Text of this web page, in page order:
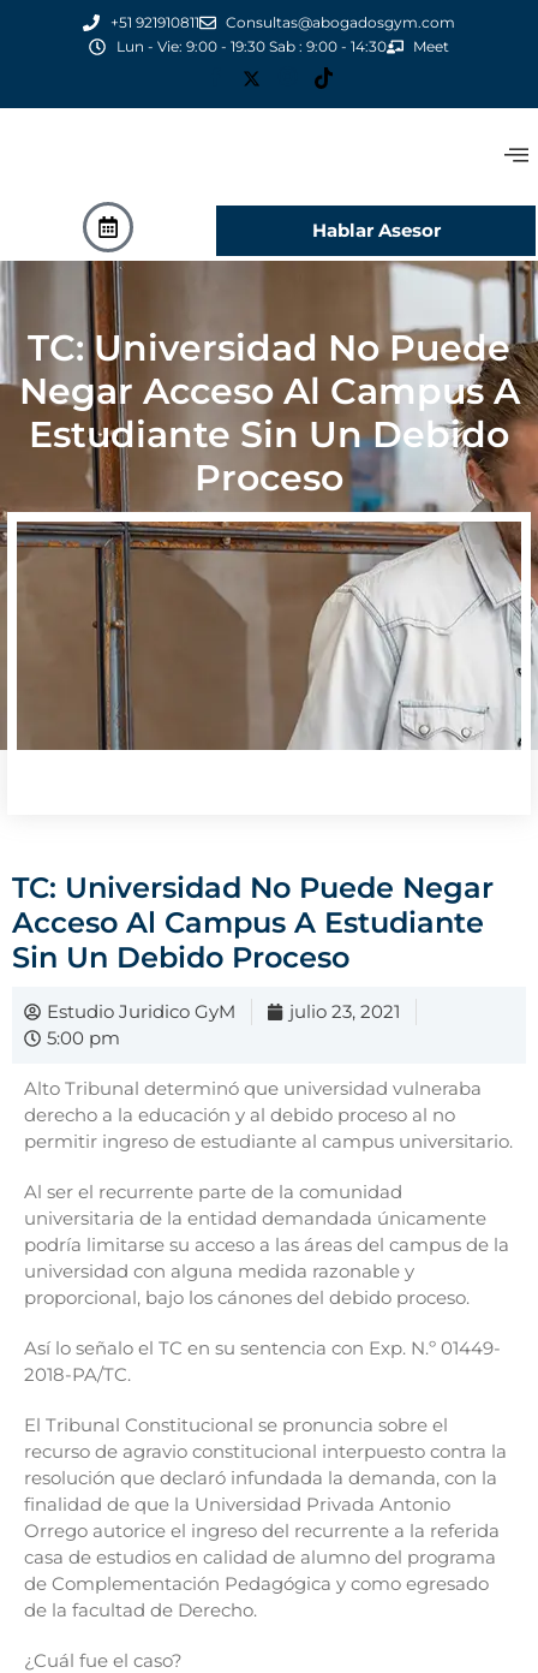
+51 921910811
Consultas@abogadosgym.com
Lun - Vie: 9:00 - 19:30 Sab : 9:00 - 14:30
Meet
Hablar Asesor
TC: Universidad No Puede
Negar Acceso Al Campus A
Estudiante Sin Un Debido
Proceso
TC: Universidad No Puede Negar
Acceso Al Campus A Estudiante
Sin Un Debido Proceso
Estudio Juridico GyM
julio 23, 2021
5:00 pm
Alto Tribunal determinó que universidad vulneraba
derecho a la educación y al debido proceso al no
permitir ingreso de estudiante al campus universitario.
Al ser el recurrente parte de la comunidad
universitaria de la entidad demandada únicamente
podría limitarse su acceso a las áreas del campus de la
universidad con alguna medida razonable y
proporcional, bajo los cánones del debido proceso.
Así lo señalo el TC en su sentencia con Exp. N.º 01449-
2018-PA/TC.
El Tribunal Constitucional se pronuncia sobre el
recurso de agravio constitucional interpuesto contra la
resolución que declaró infundada la demanda, con la
finalidad de que la Universidad Privada Antonio
Orrego autorice el ingreso del recurrente a la referida
casa de estudios en calidad de alumno del programa
de Complementación Pedagógica y como egresado
de la facultad de Derecho.
¿Cuál fue el caso?